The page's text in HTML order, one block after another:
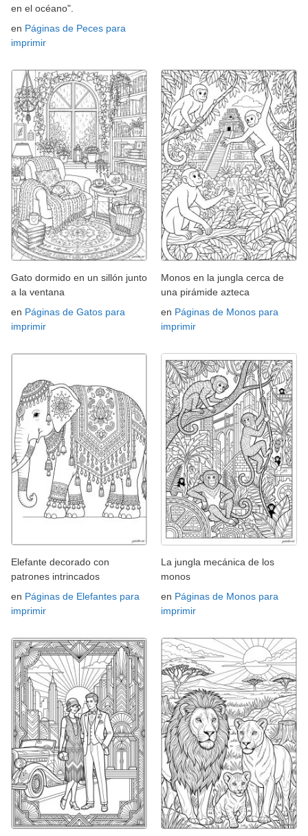
en el océano".
en Páginas de Peces para
imprimir
Gato dormido en un sillón junto
a la ventana
en Páginas de Gatos para
imprimir
Monos en la jungla cerca de
una pirámide azteca
en Páginas de Monos para
imprimir
Elefante decorado con
patrones intrincados
en Páginas de Elefantes para
imprimir
La jungla mecánica de los
monos
en Páginas de Monos para
imprimir